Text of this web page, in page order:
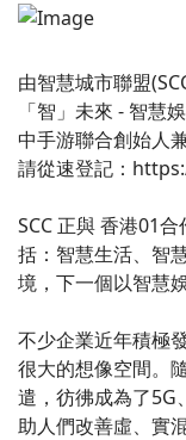
由智慧城市聯盟
「智」未來 - 智慧
中手游聯合創始人
請從速登記：
SCC 正與 香港01
括：智慧生活、智
境，下一個以智慧
不少企業近年積極
很大的想像空間。
遣，彷彿成為了5G
助人們改善虛、實